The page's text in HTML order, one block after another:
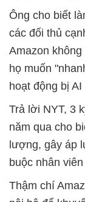
Ông cho biết
các đối thủ
Amazon
họ muốn
hoạt động bị
Trả lời NYT, 3
năm qua cho
lượng, gây áp
buộc nhân
Thậm chí